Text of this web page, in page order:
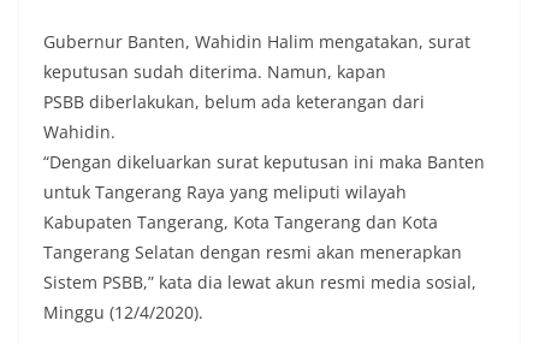
Gubernur Banten, Wahidin Halim mengatakan, surat
keputusan sudah diterima. Namun, kapan
PSBB diberlakukan, belum ada keterangan dari
Wahidin.
“Dengan dikeluarkan surat keputusan ini maka Banten
untuk Tangerang Raya yang meliputi wilayah
Kabupaten Tangerang, Kota Tangerang dan Kota
Tangerang Selatan dengan resmi akan menerapkan
Sistem PSBB,” kata dia lewat akun resmi media sosial,
Minggu (12/4/2020).